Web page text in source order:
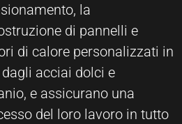
la
di pannelli e
di calore personalizzati in
acciai dolci e
e assicurano una
del loro lavoro in tutto